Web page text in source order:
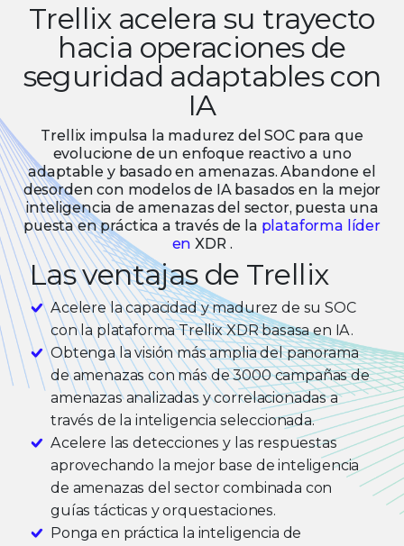
Trellix acelera su trayecto
hacia operaciones de
seguridad adaptables con
IA
Trellix impulsa la madurez del SOC para que
evolucione de un enfoque reactivo a uno
adaptable y basado en amenazas. Abandone el
desorden con modelos de IA basados en la mejor
inteligencia de amenazas del sector, puesta una
puesta en práctica a través de la plataforma líder
enXDR .
Las ventajas de Trellix
Acelere la capacidad y madurez de su SOC
con la plataforma Trellix XDR basasa en IA.
Obtenga la visión más amplia del panorama
de amenazas con más de 3000 campañas de
amenazas analizadas y correlacionadas a
través de la inteligencia seleccionada.
Acelere las detecciones y las respuestas
aprovechando la mejor base de inteligencia
de amenazas del sector combinada con
guías tácticas y orquestaciones.
Ponga en práctica la inteligencia de